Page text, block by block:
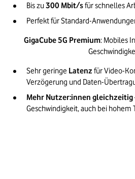
Bis zu 300 Mbit/s für schnelles
Perfekt für Standard-
GigaCube 5G Premium: Mobiles
Sehr geringe Latenz für Video-
Verzögerung und Daten-
Mehr Nutzer:innen gleichzeitig
Geschwindigkeit, auch bei hohem